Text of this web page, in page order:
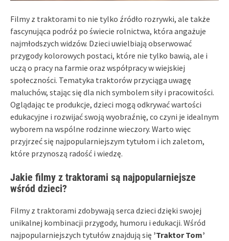
Filmy z traktorami to nie tylko źródło rozrywki, ale także
fascynująca podróż po świecie rolnictwa, która angażuje
najmłodszych widzów. Dzieci uwielbiają obserwować
przygody kolorowych postaci, które nie tylko bawią, ale i
uczą o pracy na farmie oraz współpracy w wiejskiej
społeczności. Tematyka traktorów przyciąga uwagę
maluchów, stając się dla nich symbolem siły i pracowitości.
Oglądając te produkcje, dzieci mogą odkrywać wartości
edukacyjne i rozwijać swoją wyobraźnię, co czyni je idealnym
wyborem na wspólne rodzinne wieczory. Warto więc
przyjrzeć się najpopularniejszym tytułom i ich zaletom,
które przynoszą radość i wiedzę.
Jakie filmy z traktorami są najpopularniejsze
wśród dzieci?
Filmy z traktorami zdobywają serca dzieci dzięki swojej
unikalnej kombinacji przygody, humoru i edukacji. Wśród
najpopularniejszych tytułów znajdują się ’Traktor Tom’